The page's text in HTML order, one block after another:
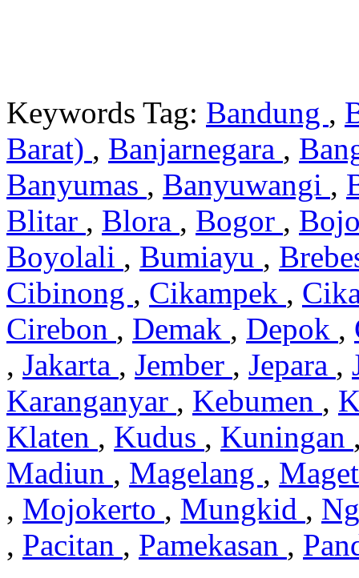
Keywords Tag: Bandung ,
Barat) , Banjarnegara ,
Banyumas , Banyuwangi ,
Blitar , Blora , Bogor ,
Boyolali , Bumiayu ,
Cibinong , Cikampek ,
Cirebon , Demak , Depok ,
, Jakarta , Jember , Jepara ,
Karanganyar , Kebumen ,
Klaten , Kudus , Kuningan
Madiun , Magelang ,
, Mojokerto , Mungkid ,
, Pacitan , Pamekasan ,